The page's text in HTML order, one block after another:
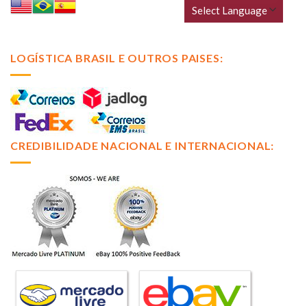
LOGÍSTICA BRASIL E OUTROS PAISES:
CREDIBILIDADE NACIONAL E INTERNACIONAL: